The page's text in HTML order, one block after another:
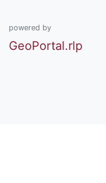
powered by
GeoPortal.rlp